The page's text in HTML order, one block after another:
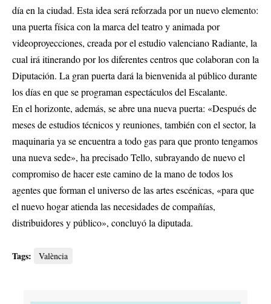
día en la ciudad. Esta idea será reforzada por un nuevo elemento:
una puerta física con la marca del teatro y animada por
videoproyecciones, creada por el estudio valenciano Radiante, la
cual irá itinerando por los diferentes centros que colaboran con la
Diputación. La gran puerta dará la bienvenida al público durante
los días en que se programan espectáculos del Escalante.
En el horizonte, además, se abre una nueva puerta: «Después de
meses de estudios técnicos y reuniones, también con el sector, la
maquinaria ya se encuentra a todo gas para que pronto tengamos
una nueva sede», ha precisado Tello, subrayando de nuevo el
compromiso de hacer este camino de la mano de todos los
agentes que forman el universo de las artes escénicas, «para que
el nuevo hogar atienda las necesidades de compañías,
distribuidores y público», concluyó la diputada.
Tags: València